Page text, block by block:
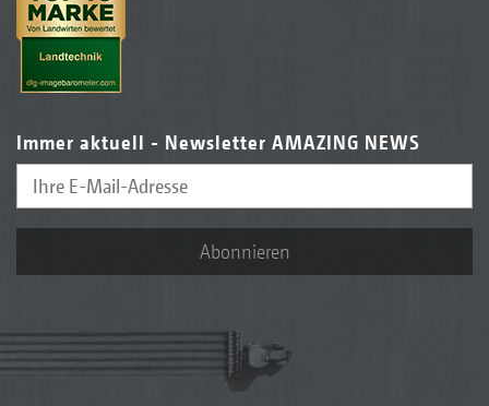
Immer aktuell - Newsletter AMAZING NEWS
Abonnieren